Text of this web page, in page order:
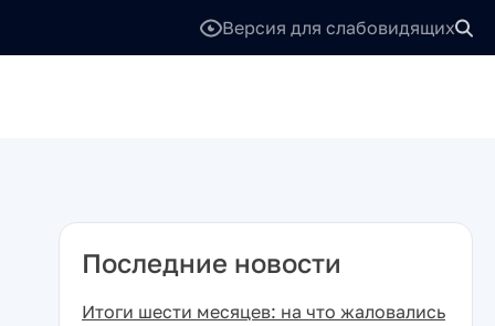
Версия для слабовидящих
Последние новости
Итоги шести месяцев: на что жаловались